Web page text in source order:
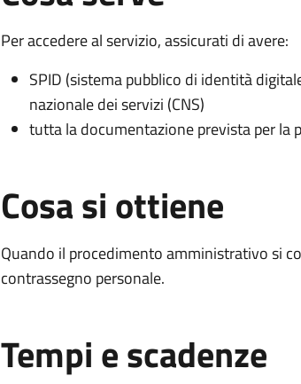
Per accedere al servizio, assicurati di avere:
SPID (sistema pubblico di identità
nazionale dei servizi (CNS)
tutta la documentazione prevista per la
Cosa si ottiene
Quando il procedimento amministrativo si
contrassegno personale.
Tempi e scadenze